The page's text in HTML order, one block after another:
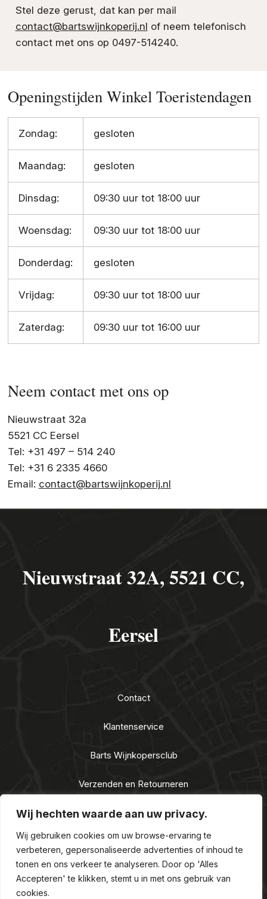
Wij hechten waarde aan uw privacy.
Wij gebruiken cookies om uw browse-ervaring te
verbeteren, gepersonaliseerde advertenties of inhoud te
tonen en ons verkeer te analyseren. Door op 'Alles
Accepteren' te klikken, stemt u in met ons gebruik van
cookies.
Stel deze gerust, dat kan per mail
contact@bartswijnkoperij.nl of neem telefonisch
contact met ons op 0497-514240.
Openingstijden Winkel Toeristendagen
Zondag: gesloten
Maandag: gesloten
Dinsdag: 09:30 uur tot 18:00 uur
Woensdag: 09:30 uur tot 18:00 uur
Donderdag: gesloten
Vrijdag: 09:30 uur tot 18:00 uur
Zaterdag: 09:30 uur tot 16:00 uur
Neem contact met ons op
Nieuwstraat 32a
5521 CC Eersel
Tel: +31 497 – 514 240
Tel: +31 6 2335 4660
Email: contact@bartswijnkoperij.nl
Nieuwstraat 32A, 5521 CC,
Eersel
Contact
Klantenservice
Barts Wijnkopersclub
Verzenden en Retourneren
Algemene voorwaarden
Privacy Statement
Nieuwe Alcoholwet 2021